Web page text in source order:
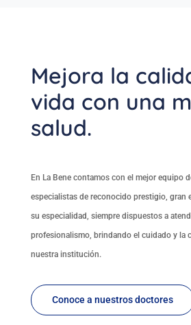
Mejora la
vida con una
salud.
En La Bene contamos con el mejor equipo
especialistas de reconocido prestigio, gran
su especialidad, siempre dispuestos a
profesionalismo, brindando el cuidado y la
nuestra institución.
Conoce a nuestros doctores